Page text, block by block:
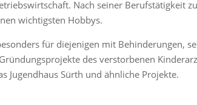
Nach seiner Berufstätigkeit
wichtigsten Hobbys.
für diejenigen mit Behinderungen,
des verstorbenen
Jugendhaus Sürth und ähnliche Projekte.